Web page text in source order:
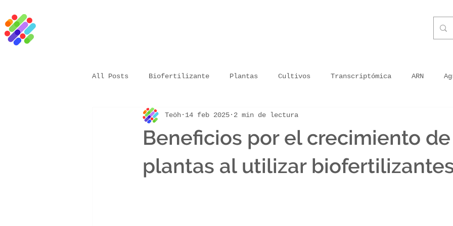
All Posts Biofertilizante Plantas Cultivos Transcriptómica ARN
Vacuna biológica microorganismos Priming
Bioestimulante Agricultura en Peru Agricultura moderna Agricultura en
Beneficios por el crecimiento
plantas al utilizar
Teöh 14 feb 2025 2 min de lectura